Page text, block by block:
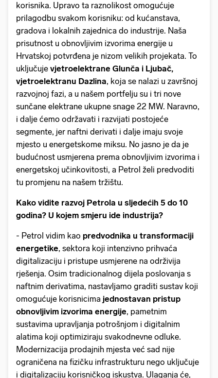
korisnika. Upravo ta raznolikost omogućuje
prilagodbu svakom korisniku: od kućanstava,
gradova i lokalnih zajednica do industrije. Naša
prisutnost u obnovljivim izvorima energije u
Hrvatskoj potvrđena je nizom velikih projekata. To
uključuje vjetroelektrane Glunča i Ljubač,
vjetroelektranu Dazlina, koja se nalazi u završnoj
razvojnoj fazi, a u našem portfelju su i tri nove
sunčane elektrane ukupne snage 22 MW. Naravno,
i dalje ćemo održavati i razvijati postojeće
segmente, jer naftni derivati i dalje imaju svoje
mjesto u energetskome miksu. No jasno je da je
budućnost usmjerena prema obnovljivim izvorima i
energetskoj učinkovitosti, a Petrol želi predvoditi
tu promjenu na našem tržištu.
Kako vidite razvoj Petrola u sljedećih 5 do 10
godina? U kojem smjeru ide industrija?
- Petrol vidim kao predvodnika u transformaciji
energetike, sektora koji intenzivno prihvaća
digitalizaciju i pristupe usmjerene na održivija
rješenja. Osim tradicionalnog dijela poslovanja s
naftnim derivatima, nastavljamo graditi sustav koji
omogućuje korisnicima jednostavan pristup
obnovljivim izvorima energije, pametnim
sustavima upravljanja potrošnjom i digitalnim
alatima koji optimiziraju svakodnevne odluke.
Modernizacija prodajnih mjesta već sad nije
ograničena na fizičku infrastrukturu nego uključuje
i digitalizaciju korisničkog iskustva. Ulaganja će,